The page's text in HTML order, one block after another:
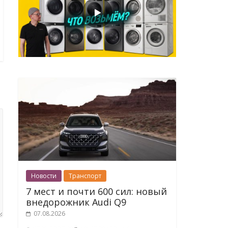
Новости Транспорт
7 мест и почти 600 сил: новый
внедорожник Audi Q9
07.08.2026